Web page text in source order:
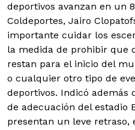
deportivos avanzan en un
Coldeportes, Jairo
importante cuidar los
la medida de prohibir que
restan para el inicio del
o cualquier otro tipo de
deportivos. Indicó además
de adecuación del estadio
presentan un leve retraso,